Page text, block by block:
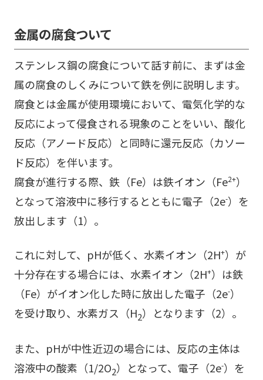
金属の腐食ついて
ステンレス鋼の腐食について話す前に、まずは金
属の腐食のしくみについて鉄を例に説明します。
腐食とは金属が使用環境において、電気化学的な
反応によって侵食される現象のことをいい、酸化
反応（アノード反応）と同時に還元反応（カソー
ド反応）を伴います。
腐食が進行する際、鉄（Fe）は鉄イオン（Fe2+）
となって溶液中に移行するとともに電子（2e-）を
放出します（1）。
これに対して、pHが低く、水素イオン（2H+）が
十分存在する場合には、水素イオン（2H+）は鉄
（Fe）がイオン化した時に放出した電子（2e-）
を受け取り、水素ガス（H2）となります（2）。
また、pHが中性近辺の場合には、反応の主体は
溶液中の酸素（1/2O2）となって、電子（2e-）を